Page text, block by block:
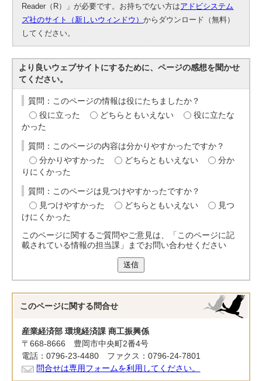
Reader（R）」が必要です。お持ちでない方はアドビシステム
ズ社のサイト（新しいウィンドウ）からダウンロード（無料）
してください。
より良いウェブサイトにするために、ページの感想を聞かせ
てください。
質問：このページの情報は役にたちましたか？
役に立った
どちらともいえない
役に立たな
かった
質問：このページの内容は分かりやすかったですか？
分かりやすかった
どちらともいえない
分か
りにくかった
質問：このページは見つけやすかったですか？
見つけやすかった
どちらともいえない
見つ
けにくかった
このページに関するご質問やご意見は、「このページに記
載されている情報の担当課」までお問い合わせください
送信
このページに関する 問合せ
産業経済部 環境経済課 商工振興係
〒668-8666 豊岡市中央町2番4号
電話：0796-23-4480 ファクス：0796-24-7801
問合せは専用フォームを利用してください。